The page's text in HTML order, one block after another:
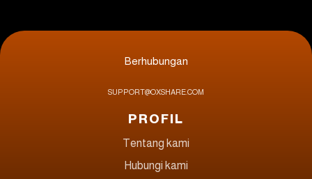
Berhubungan
SUPPORT@OXSHARE.COM
PROFIL
Tentang kami
Hubungi kami